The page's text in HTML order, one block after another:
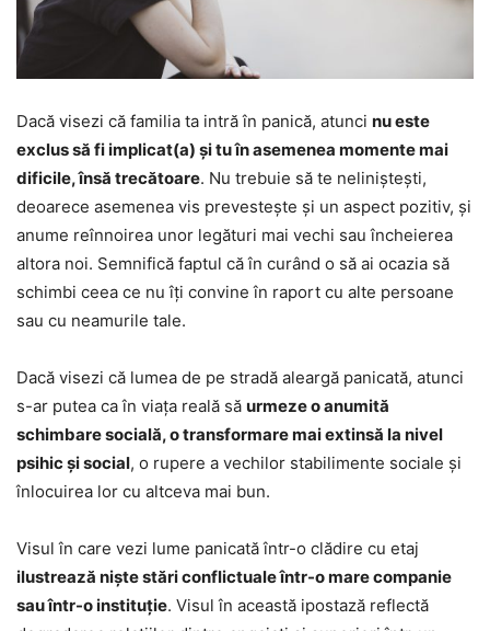
Dacă visezi că familia ta intră în panică, atunci nu este
exclus să fi implicat(a) și tu în asemenea momente mai
dificile, însă trecătoare. Nu trebuie să te neliniștești,
deoarece asemenea vis prevestește și un aspect pozitiv, și
anume reînnoirea unor legături mai vechi sau încheierea
altora noi. Semnifică faptul că în curând o să ai ocazia să
schimbi ceea ce nu îți convine în raport cu alte persoane
sau cu neamurile tale.
Dacă visezi că lumea de pe stradă aleargă panicată, atunci
s-ar putea ca în viața reală să urmeze o anumită
schimbare socială, o transformare mai extinsă la nivel
psihic și social, o rupere a vechilor stabilimente sociale și
înlocuirea lor cu altceva mai bun.
Visul în care vezi lume panicată într-o clădire cu etaj
ilustrează niște stări conflictuale într-o mare companie
sau într-o instituție. Visul în această ipostază reflectă